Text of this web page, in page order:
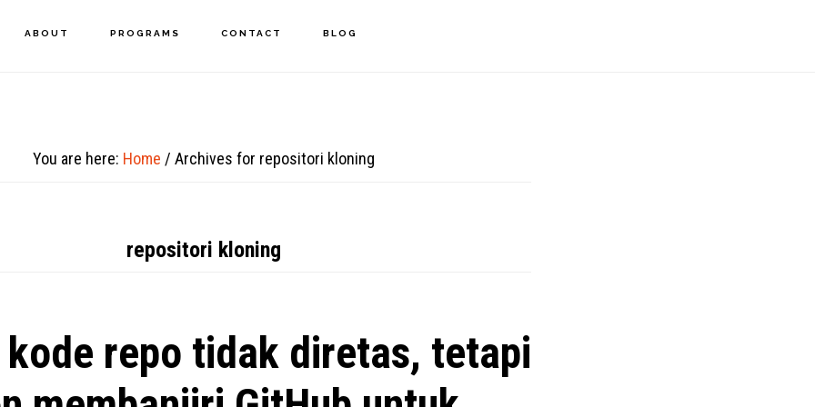
ABOUT PROGRAMS CONTACT BLOG
You are here: Home / Archives for repositori kloning
repositori kloning
repo tidak diretas, tetapi